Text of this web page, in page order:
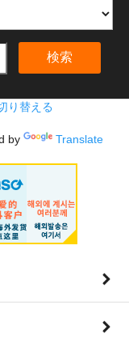
検索
り替える
by Translate